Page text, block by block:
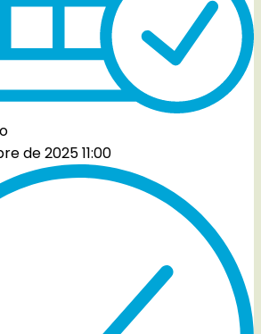
de 2025 11:00